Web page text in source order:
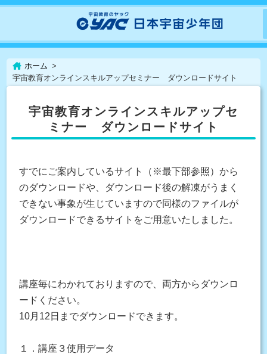
ホーム
宇宙教育オンラインスキルアップセミナー ダウンロードサイト
宇宙教育オンラインスキルアップセ
ミナー ダウンロードサイト
すでにご案内しているサイト（※最下部参照）から
のダウンロードや、ダウンロード後の解凍がうまく
できない事象が生じていますので同様のファイルが
ダウンロードできるサイトをご用意いたしました。
講座毎にわかれておりますので、両方からダウンロ
ードください。
10月12日までダウンロードできます。
１．講座３使用データ